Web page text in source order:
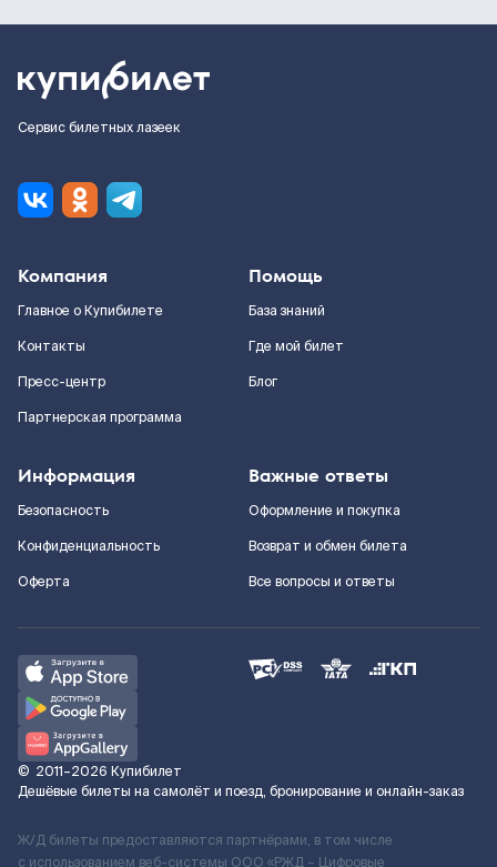
Сервис билетных лазеек
Компания
Главное о Купибилете
Контакты
Пресс-центр
Партнерская программа
Помощь
База знаний
Где мой билет
Блог
Информация
Безопасность
Конфиденциальность
Оферта
Важные ответы
Оформление и покупка
Возврат и обмен билета
Все вопросы и ответы
© 2011–2026 Купибилет
Дешёвые билеты на самолёт и поезд, бронирование и онлайн-заказ
Ж/Д билеты предоставляются партнёрами, в том числе
с использованием веб-системы ООО «РЖД – Цифровые